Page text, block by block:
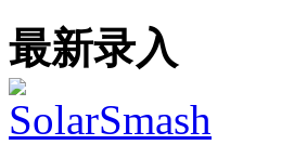
最新录入